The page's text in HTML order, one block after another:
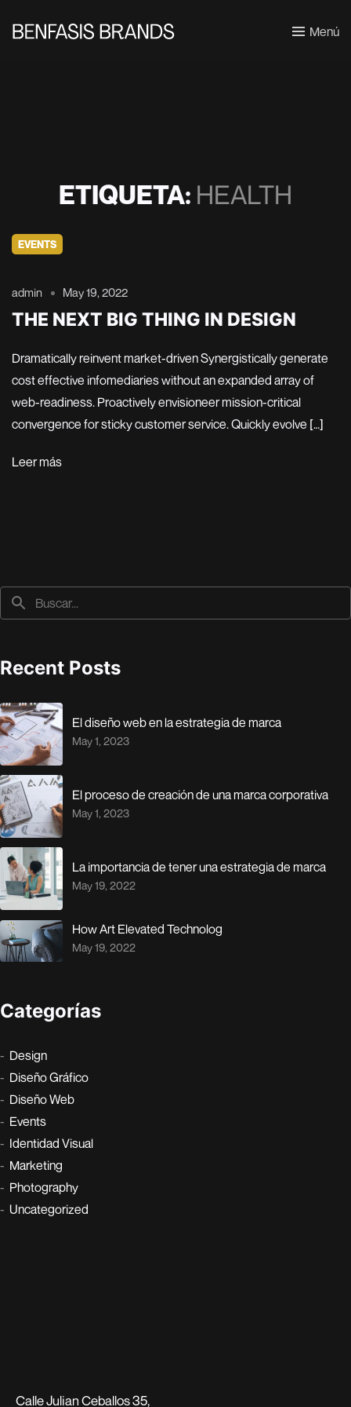
Menú
ETIQUETA: HEALTH
EVENTS
admin May 19, 2022
THE NEXT BIG THING IN DESIGN
Dramatically reinvent market-driven Synergistically generate
cost effective infomediaries without an expanded array of
web-readiness. Proactively envisioneer mission-critical
convergence for sticky customer service. Quickly evolve […]
Leer más
Recent Posts
El diseño web en la estrategia de marca
May 1, 2023
El proceso de creación de una marca corporativa
May 1, 2023
La importancia de tener una estrategia de marca
May 19, 2022
How Art Elevated Technolog
May 19, 2022
Categorías
Design
Diseño Gráfico
Diseño Web
Events
Identidad Visual
Marketing
Photography
Uncategorized
Calle Julian Ceballos 35,